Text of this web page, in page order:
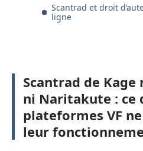
Scantrad et droit
ligne
Scantrad de
ni Naritakute : ce
plateformes VF
leur